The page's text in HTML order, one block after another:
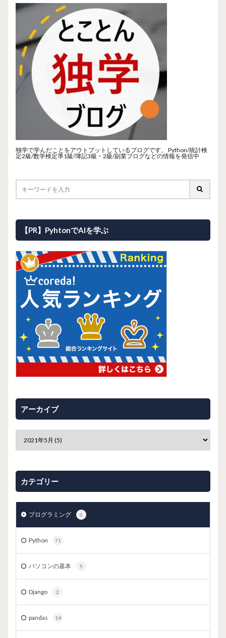
独学で学んだことをアウトプットしているブログです。 Python/統計検
定2級/数学検定準1級/簿記3級・2級/副業ブログなどの情報を発信中
【PR】PyhtonでAIを学ぶ
アーカイブ
カテゴリー
プログラミング 0
Python 71
パソコンの基本 5
Django 2
pandas 14